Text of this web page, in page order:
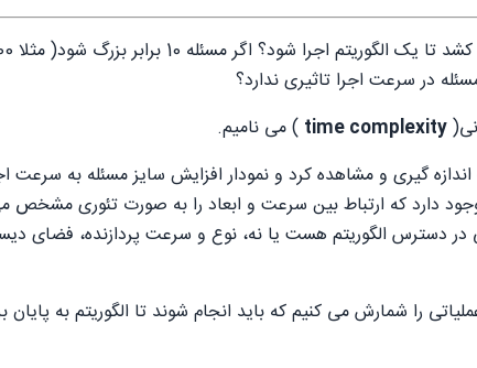
time complexity ) می نامیم.
گیری و مشاهده کرد و نمودار افزایش سایز مسئله به سرعت
وجود دارد که ارتباط بین سرعت و ابعاد را به صورت تئوری مشخص